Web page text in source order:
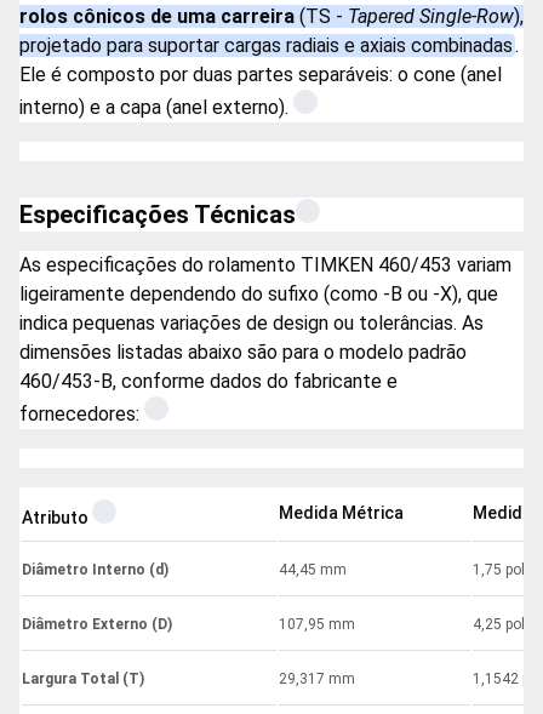
rolos cônicos de uma carreira (TS - Tapered Single-Row),
projetado para suportar cargas radiais e axiais combinadas.
Ele é composto por duas partes separáveis: o cone (anel
interno) e a capa (anel externo).
Especificações Técnicas
As especificações do rolamento TIMKEN 460/453 variam
ligeiramente dependendo do sufixo (como -B ou -X), que
indica pequenas variações de design ou tolerâncias. As
dimensões listadas abaixo são para o modelo padrão
460/453-B, conforme dados do fabricante e
fornecedores:
Atributo Medida Métrica Medida
Diâmetro Interno (d) 44,45 mm 1,75 pol
Diâmetro Externo (D) 107,95 mm 4,25 pol
Largura Total (T) 29,317 mm 1,1542 pol